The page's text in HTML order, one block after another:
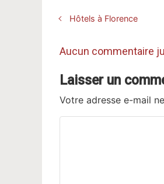
Hôtels à Florence
Aucun commentaire
Laisser un
Votre adresse e-mail